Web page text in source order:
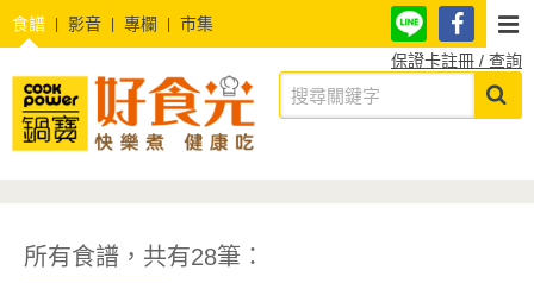
食譜 影音 專欄
市集
保證卡註冊 / 查詢
所有食譜，共有28筆：